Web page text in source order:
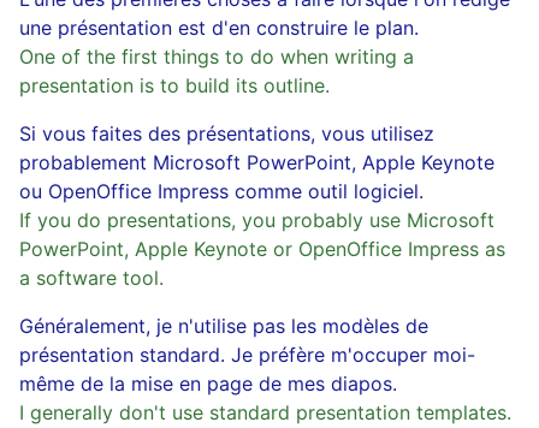
une présentation est d'en construire le plan.
One of the first things to do when writing a
presentation is to build its outline.
Si vous faites des présentations, vous utilisez
probablement Microsoft PowerPoint, Apple Keynote
ou OpenOffice Impress comme outil logiciel.
If you do presentations, you probably use Microsoft
PowerPoint, Apple Keynote or OpenOffice Impress as
a software tool.
Généralement, je n'utilise pas les modèles de
présentation standard. Je préfère m'occuper moi-
même de la mise en page de mes diapos.
I generally don't use standard presentation templates.